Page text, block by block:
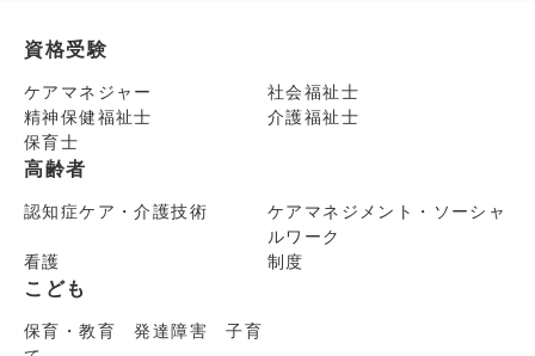
資格受験
ケアマネジャー
社会福祉士
精神保健福祉士
介護福祉士
保育士
高齢者
認知症ケア・介護技術
ケアマネジメント・ソーシャ
ルワーク
看護
制度
こども
保育・教育 発達障害 子育